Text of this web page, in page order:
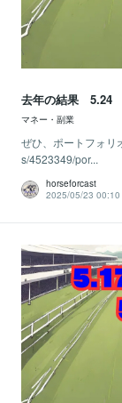
去年の結果 5.24
マネー・副業
ぜひ、ポートフォリ
s/4523349/por...
horseforcast
2025/05/23 00:10